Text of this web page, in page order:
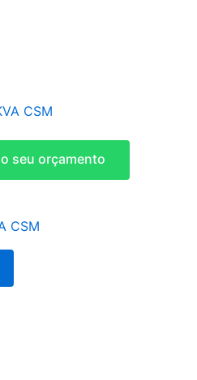
seu orçamento
CSM